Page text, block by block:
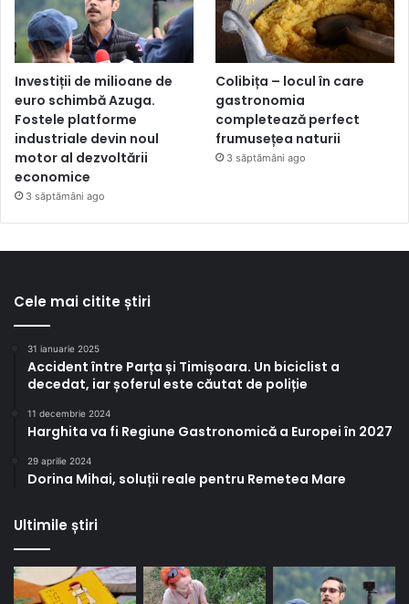
Investiții de milioane de
euro schimbă Azuga.
Fostele platforme
industriale devin noul
motor al dezvoltării
economice
3 săptămâni ago
Colibița – locul în care
gastronomia
completează perfect
frumusețea naturii
3 săptămâni ago
Cele mai citite știri
31 ianuarie 2025
Accident între Parța și Timișoara. Un biciclist a
decedat, iar șoferul este căutat de poliție
11 decembrie 2024
Harghita va fi Regiune Gastronomică a Europei în 2027
29 aprilie 2024
Dorina Mihai, soluții reale pentru Remetea Mare
Ultimile știri